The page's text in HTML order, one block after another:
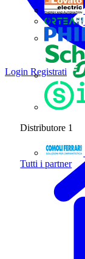
Distributore 1
Tutti i partner
Login Registrati